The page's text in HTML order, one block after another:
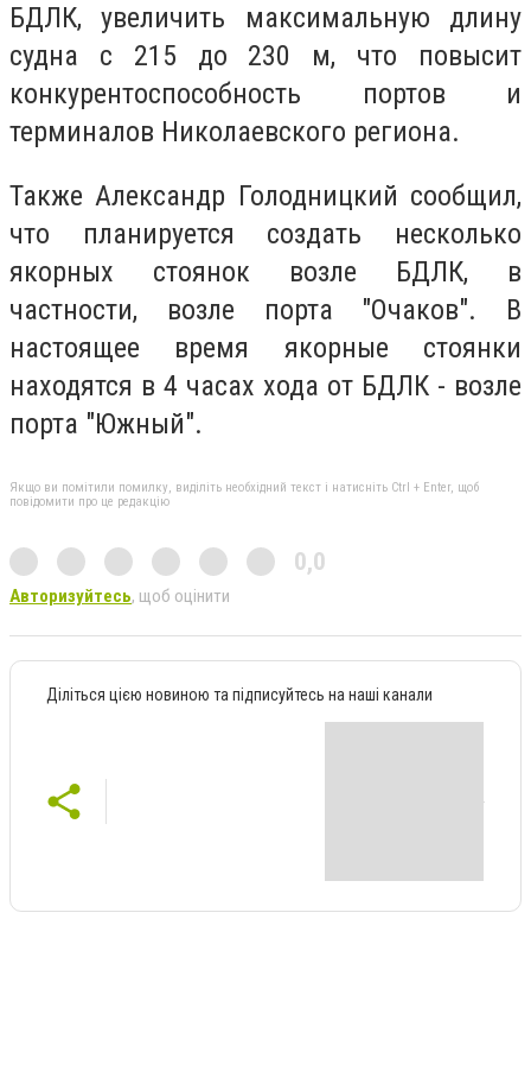
БДЛК, увеличить максимальную длину
судна с 215 до 230 м, что повысит
конкурентоспособность портов и
терминалов Николаевского региона.
Также Александр Голодницкий сообщил,
что планируется создать несколько
якорных стоянок возле БДЛК, в
частности, возле порта "Очаков". В
настоящее время якорные стоянки
находятся в 4 часах хода от БДЛК - возле
порта "Южный".
Якщо ви помітили помилку, виділіть необхідний текст і натисніть Ctrl + Enter, щоб
повідомити про це редакцію
0,0
Авторизуйтесь, щоб оцінити
Діліться цією новиною та підписуйтесь на наші канали